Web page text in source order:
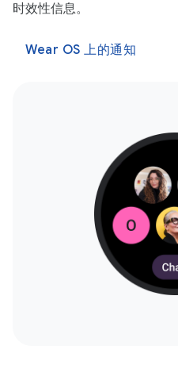
时效性信息。
Wear OS 上的通知